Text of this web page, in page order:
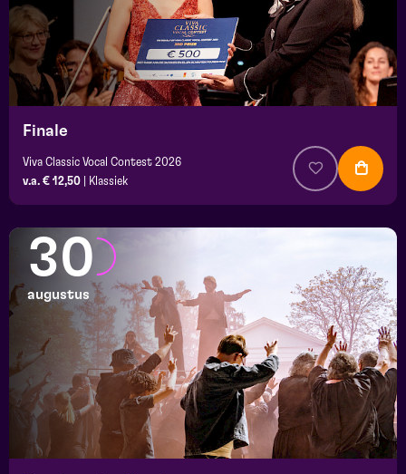
Finale
Viva Classic Vocal Contest 2026
v.a. € 12,50
Klassiek
30
augustus